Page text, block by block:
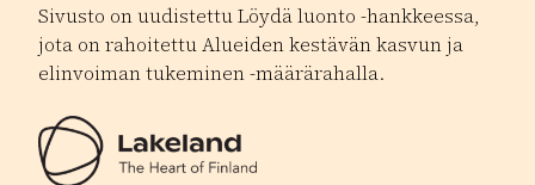
Sivusto on uudistettu Löydä luonto -hankkeessa,
jota on rahoitettu Alueiden kestävän kasvun ja
elinvoiman tukeminen -määrärahalla.